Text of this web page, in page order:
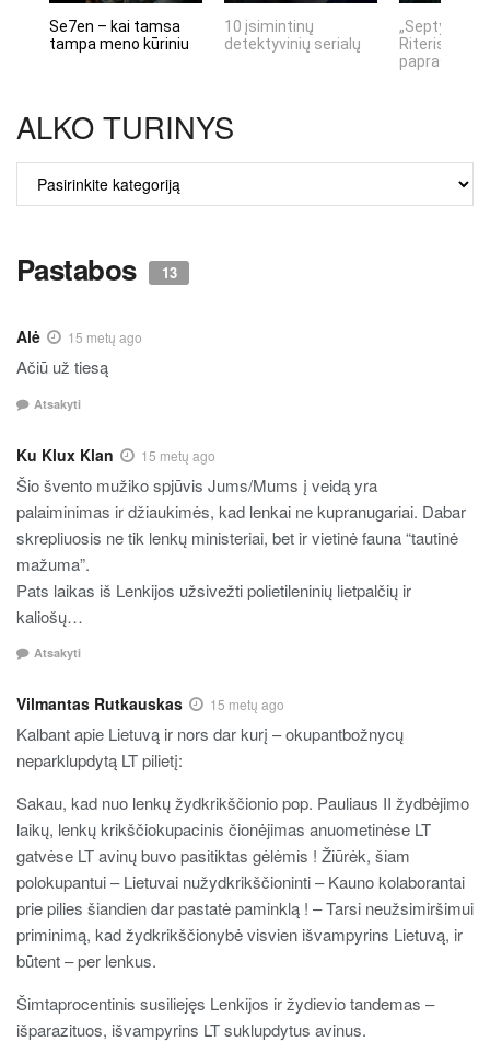
Se7en – kai tamsa
tampa meno kūriniu
10 įsimintinų
detektyvinių serialų
„Septynių
Riteris" – kai
ALKO TURINYS
ALKO
TURINYS
Pastabos 13
Alė 15 metų ago
Ačiū už tiesą
Atsakyti
Ku Klux Klan 15 metų ago
Šio švento mužiko spjūvis Jums/Mums į veidą yra
palaiminimas ir džiaukimės, kad lenkai ne kupranugariai. Dabar
skrepliuosis ne tik lenkų ministeriai, bet ir vietinė fauna “tautinė
mažuma”.
Pats laikas iš Lenkijos užsivežti polietileninių lietpalčių ir
kaliošų…
Atsakyti
Vilmantas Rutkauskas 15 metų ago
Kalbant apie Lietuvą ir nors dar kurį – okupantbožnycų
neparklupdytą LT pilietį:
Sakau, kad nuo lenkų žydkrikščionio pop. Pauliaus II žydbėjimo
laikų, lenkų krikščiokupacinis čionėjimas anuometinėse LT
gatvėse LT avinų buvo pasitiktas gėlėmis ! Žiūrėk, šiam
polokupantui – Lietuvai nužydkrikščioninti – Kauno kolaborantai
prie pilies šiandien dar pastatė paminklą ! – Tarsi neužsimiršimui
priminimą, kad žydkrikščionybė visvien išvampyrins Lietuvą, ir
būtent – per lenkus.
Šimtaprocentinis susiliejęs Lenkijos ir žydievio tandemas –
išparazituos, išvampyrins LT suklupdytus avinus.